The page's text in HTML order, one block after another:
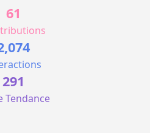
61
291
Tendance